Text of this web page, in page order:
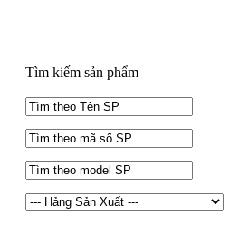
Tìm kiếm sản phẩm